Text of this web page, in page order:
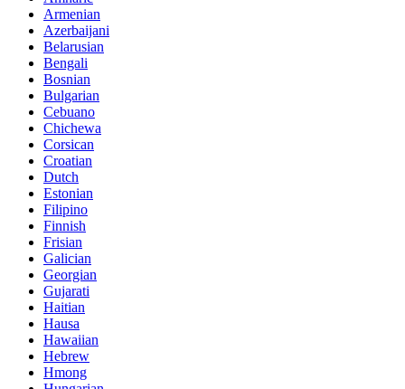
Armenian
Azerbaijani
Belarusian
Bengali
Bosnian
Bulgarian
Cebuano
Chichewa
Corsican
Croatian
Dutch
Estonian
Filipino
Finnish
Frisian
Galician
Georgian
Gujarati
Haitian
Hausa
Hawaiian
Hebrew
Hmong